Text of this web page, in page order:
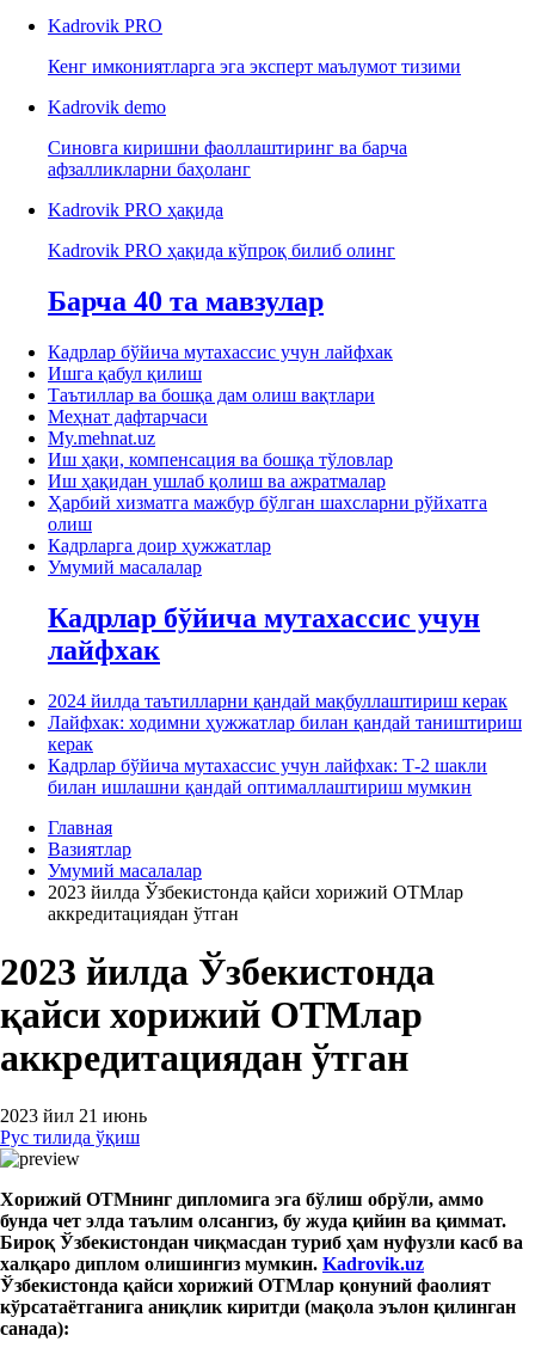
Kadrovik PRO
Кенг имкониятларга эга эксперт маълумот тизими
Kadrovik demo
Синовга киришни фаоллаштиринг ва барча
афзалликларни баҳоланг
Kadrovik PRO ҳақида
Kadrovik PRO ҳақида кўпроқ билиб олинг
Барча 40 та мавзулар
Кадрлар бўйича мутахассис учун лайфхак
Ишга қабул қилиш
Таътиллар ва бошқа дам олиш вақтлари
Меҳнат дафтарчаси
My.mehnat.uz
Иш ҳақи, компенсация ва бошқа тўловлар
Иш ҳақидан ушлаб қолиш ва ажратмалар
Ҳарбий хизматга мажбур бўлган шахсларни рўйхатга
олиш
Кадрларга доир ҳужжатлар
Умумий масалалар
Кадрлар бўйича мутахассис учун
лайфхак
2024 йилда таътилларни қандай мақбуллаштириш керак
Лайфхак: ходимни ҳужжатлар билан қандай таништириш
керак
Кадрлар бўйича мутахассис учун лайфхак: Т-2 шакли
билан ишлашни қандай оптималлаштириш мумкин
Главная
Вазиятлар
Умумий масалалар
2023 йилда Ўзбекистонда қайси хорижий ОТМлар
аккредитациядан ўтган
2023 йилда Ўзбекистонда
қайси хорижий ОТМлар
аккредитациядан ўтган
2023 йил 21 июнь
Рус тилида ўқиш
Хорижий ОТМнинг дипломига эга бўлиш обрўли, аммо
бунда чет элда таълим олсангиз, бу жуда қийин ва қиммат.
Бироқ Ўзбекистондан чиқмасдан туриб ҳам нуфузли касб ва
халқаро диплом олишингиз мумкин. Kadrovik.uz
Ўзбекистонда қайси хорижий ОТМлар қонуний фаолият
кўрсатаётганига аниқлик киритди (мақола эълон қилинган
санада):